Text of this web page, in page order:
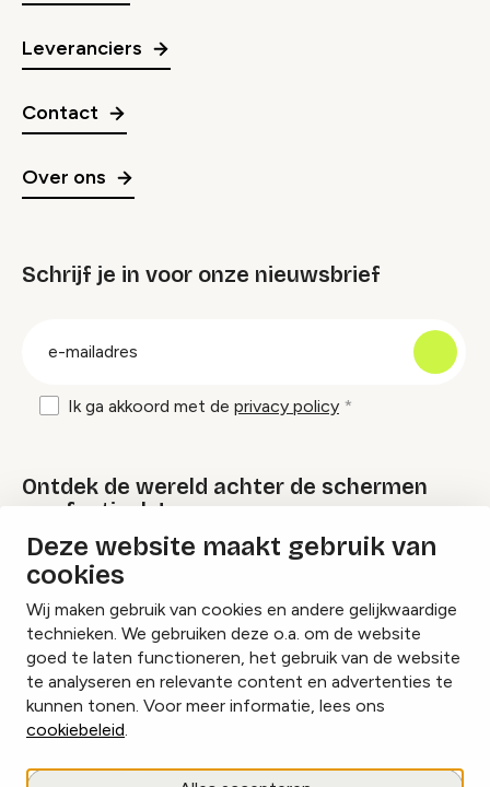
Deze website maakt gebruik van
cookies
Wij maken gebruik van cookies en andere gelijkwaardige
technieken. We gebruiken deze o.a. om de website
goed te laten functioneren, het gebruik van de website
te analyseren en relevante content en advertenties te
kunnen tonen. Voor meer informatie, lees ons
cookiebeleid.
Leveranciers
Contact
Over ons
Schrijf je in voor onze nieuwsbrief
Ik ga akkoord met de privacy policy
Ontdek de wereld achter de schermen
van festivals!
Lees onze Festival Specials
InstagramFacebookLinkedIn
Cookies beheren